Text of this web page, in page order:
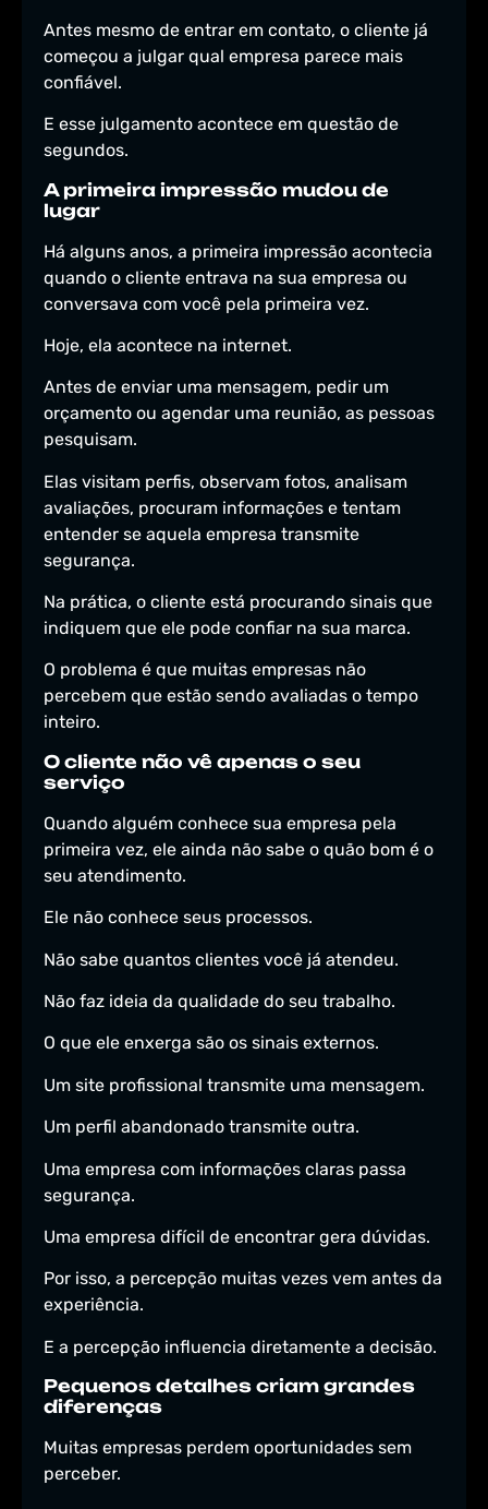
Antes mesmo de entrar em contato, o cliente já
começou a julgar qual empresa parece mais
confiável.
E esse julgamento acontece em questão de
segundos.
A primeira impressão mudou de
lugar
Há alguns anos, a primeira impressão acontecia
quando o cliente entrava na sua empresa ou
conversava com você pela primeira vez.
Hoje, ela acontece na internet.
Antes de enviar uma mensagem, pedir um
orçamento ou agendar uma reunião, as pessoas
pesquisam.
Elas visitam perfis, observam fotos, analisam
avaliações, procuram informações e tentam
entender se aquela empresa transmite
segurança.
Na prática, o cliente está procurando sinais que
indiquem que ele pode confiar na sua marca.
O problema é que muitas empresas não
percebem que estão sendo avaliadas o tempo
inteiro.
O cliente não vê apenas o seu
serviço
Quando alguém conhece sua empresa pela
primeira vez, ele ainda não sabe o quão bom é o
seu atendimento.
Ele não conhece seus processos.
Não sabe quantos clientes você já atendeu.
Não faz ideia da qualidade do seu trabalho.
O que ele enxerga são os sinais externos.
Um site profissional transmite uma mensagem.
Um perfil abandonado transmite outra.
Uma empresa com informações claras passa
segurança.
Uma empresa difícil de encontrar gera dúvidas.
Por isso, a percepção muitas vezes vem antes da
experiência.
E a percepção influencia diretamente a decisão.
Pequenos detalhes criam grandes
diferenças
Muitas empresas perdem oportunidades sem
perceber.